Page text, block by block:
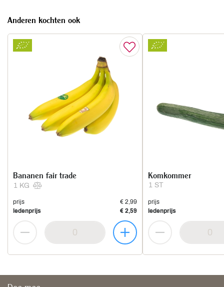
Anderen kochten ook
1 KG
Bananen fair trade
prijs
€ 2,99
ledenprijs
€ 2,59
1 ST
Komkommer
prijs
ledenprijs